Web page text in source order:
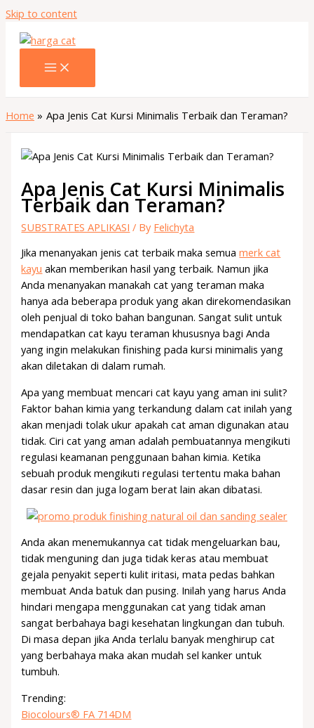
Skip to content
Home Apa Jenis Cat Kursi Minimalis Terbaik dan Teraman?
Apa Jenis Cat Kursi Minimalis
Terbaik dan Teraman?
SUBSTRATES APLIKASI / By Felichyta
Jika menanyakan jenis cat terbaik maka semuamerk cat
kayu akan memberikan hasil yang terbaik. Namun jika
Anda menanyakan manakah cat yang teraman maka
hanya ada beberapa produk yang akan direkomendasikan
oleh penjual di toko bahan bangunan. Sangat sulit untuk
mendapatkan cat kayu teraman khususnya bagi Anda
yang ingin melakukan finishing pada kursi minimalis yang
akan diletakan di dalam rumah.
Apa yang membuat mencari cat kayu yang aman ini sulit?
Faktor bahan kimia yang terkandung dalam cat inilah yang
akan menjadi tolak ukur apakah cat aman digunakan atau
tidak. Ciri cat yang aman adalah pembuatannya mengikuti
regulasi keamanan penggunaan bahan kimia. Ketika
sebuah produk mengikuti regulasi tertentu maka bahan
dasar resin dan juga logam berat lain akan dibatasi.
Anda akan menemukannya cat tidak mengeluarkan bau,
tidak menguning dan juga tidak keras atau membuat
gejala penyakit seperti kulit iritasi, mata pedas bahkan
membuat Anda batuk dan pusing. Inilah yang harus Anda
hindari mengapa menggunakan cat yang tidak aman
sangat berbahaya bagi kesehatan lingkungan dan tubuh.
Di masa depan jika Anda terlalu banyak menghirup cat
yang berbahaya maka akan mudah sel kanker untuk
tumbuh.
Trending:
Biocolours® FA 714DM